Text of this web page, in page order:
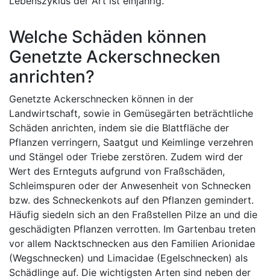
Welche Schäden können
Genetzte Ackerschnecken
anrichten?
Genetzte Ackerschnecken können in der
Landwirtschaft, sowie in Gemüsegärten beträchtliche
Schäden anrichten, indem sie die Blattfläche der
Pflanzen verringern, Saatgut und Keimlinge verzehren
und Stängel oder Triebe zerstören. Zudem wird der
Wert des Ernteguts aufgrund von Fraßschäden,
Schleimspuren oder der Anwesenheit von Schnecken
bzw. des Schneckenkots auf den Pflanzen gemindert.
Häufig siedeln sich an den Fraßstellen Pilze an und die
geschädigten Pflanzen verrotten. Im Gartenbau treten
vor allem Nacktschnecken aus den Familien Arionidae
(Wegschnecken) und Limacidae (Egelschnecken) als
Schädlinge auf. Die wichtigsten Arten sind neben der